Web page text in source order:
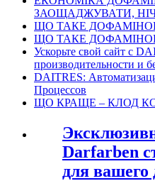
ЗАОЩАДЖУВАТИ,
ЩО ТАКЕ
ЩО ТАКЕ
Ускорьте свой сайт с
производительности и
DAITRES:
Процессов
ЩО КРАЩЕ – КЛОД
Darfarben
для вашего